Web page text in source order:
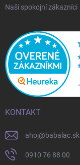
Naši spokojní zákazníci
KONTAKT
ahoj@babalac.sk
0910 76 88 00